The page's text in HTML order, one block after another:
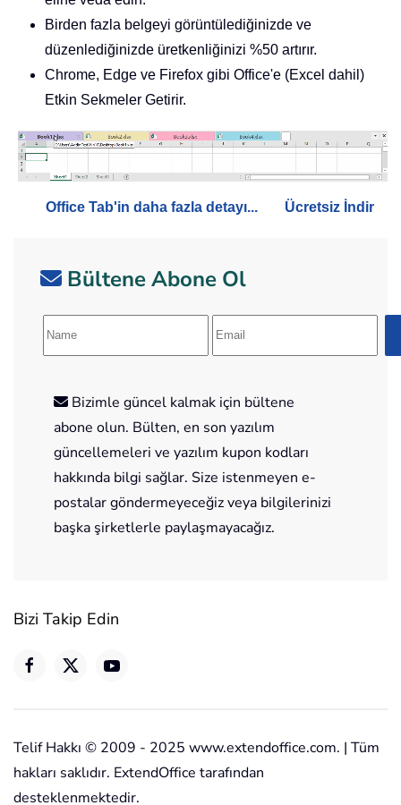
Birden fazla belgeyi görüntülediğinizde ve
düzenlediğinizde üretkenliğinizi %50 artırır.
Chrome, Edge ve Firefox gibi Office'e (Excel dahil)
Etkin Sekmeler Getirir.
Office Tab'in daha fazla detayı... Ücretsiz İndir
Bültene Abone Ol
Bizimle güncel kalmak için bültene
abone olun. Bülten, en son yazılım
güncellemeleri ve yazılım kupon kodları
hakkında bilgi sağlar. Size istenmeyen e-
postalar göndermeyeceğiz veya bilgilerinizi
başka şirketlerle paylaşmayacağız.
Bizi Takip Edin
Telif Hakkı © 2009 - 2025 www.extendoffice.com. | Tüm
hakları saklıdır. ExtendOffice tarafından
desteklenmektedir.